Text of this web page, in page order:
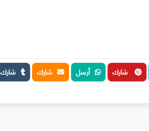
شارك أرسل شارك شارك